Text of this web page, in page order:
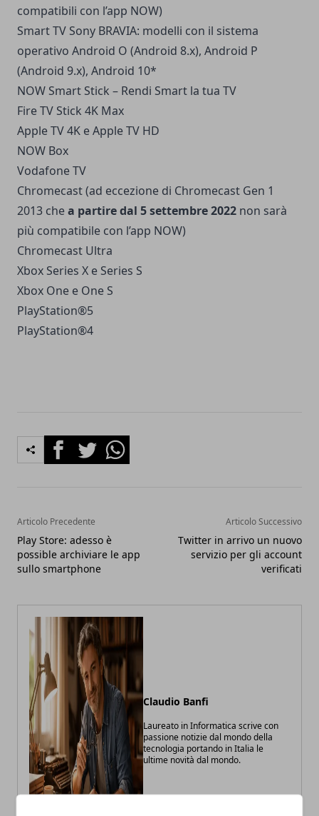
compatibili con l’app NOW)
Smart TV Sony BRAVIA: modelli con il sistema
operativo Android O (Android 8.x), Android P
(Android 9.x), Android 10*
NOW Smart Stick – Rendi Smart la tua TV
Fire TV Stick 4K Max
Apple TV 4K e Apple TV HD
NOW Box
Vodafone TV
Chromecast (ad eccezione di Chromecast Gen 1
2013 chea partire dal 5 settembre 2022 non sarà
più compatibile con l’app NOW)
Chromecast Ultra
Xbox Series X e Series S​
Xbox One e One S
PlayStation®5
PlayStation®4
FacebookTwitterWhatsapp
Articolo Precedente
Play Store: adesso è
possible archiviare le app
sullo smartphone
Articolo Successivo
Twitter in arrivo un nuovo
servizio per gli account
verificati
Claudio Banfi
Laureato in Informatica scrive con
passione notizie dal mondo della
tecnologia portando in Italia le
ultime novità dal mondo.